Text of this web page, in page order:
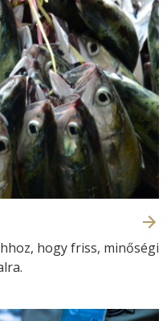
hogy friss, minőségi